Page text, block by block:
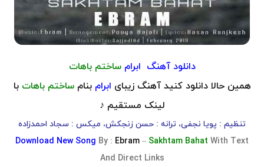
دانلود آهنگ ابرام ساختم باهات
همین حالا دانلود کنید آهنگ زیبای ابرام بنام ساختم باهات با
لینک مستقیم ♪
تنظیم : پویا نجفی، ترانه : حسن زنجکش، میکس : سجاد احمدزاده
Download New Song By : Ebram – Sakhtam Bahat With Text
And Direct Links